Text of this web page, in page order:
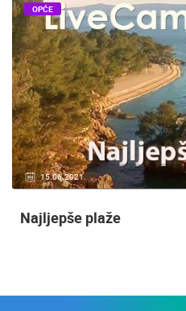
15.06.2021.
OPĆE
Najljepše plaže